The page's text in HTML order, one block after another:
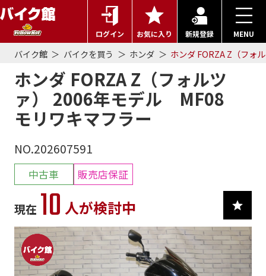
ログイン お気に入り 新規登録 MENU
バイク館 バイクを買う ホンダ ホンダ FORZA Z（フ
ホンダ FORZA Z（フォルツ
ァ） 2006年モデル MF08
モリワキマフラー
NO.202607591
中古車 販売店保証
現在 10 人が検討中